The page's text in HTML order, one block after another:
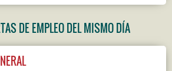
DE EMPLEO DEL MISMO DÍA